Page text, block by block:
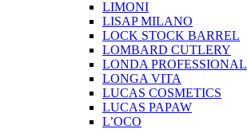
LIMONI
LISAP MILANO
LOCK STOCK BARREL
LOMBARD CUTLERY
LONDA PROFESSIONAL
LONGA VITA
LUCAS COSMETICS
LUCAS PAPAW
L’OCO